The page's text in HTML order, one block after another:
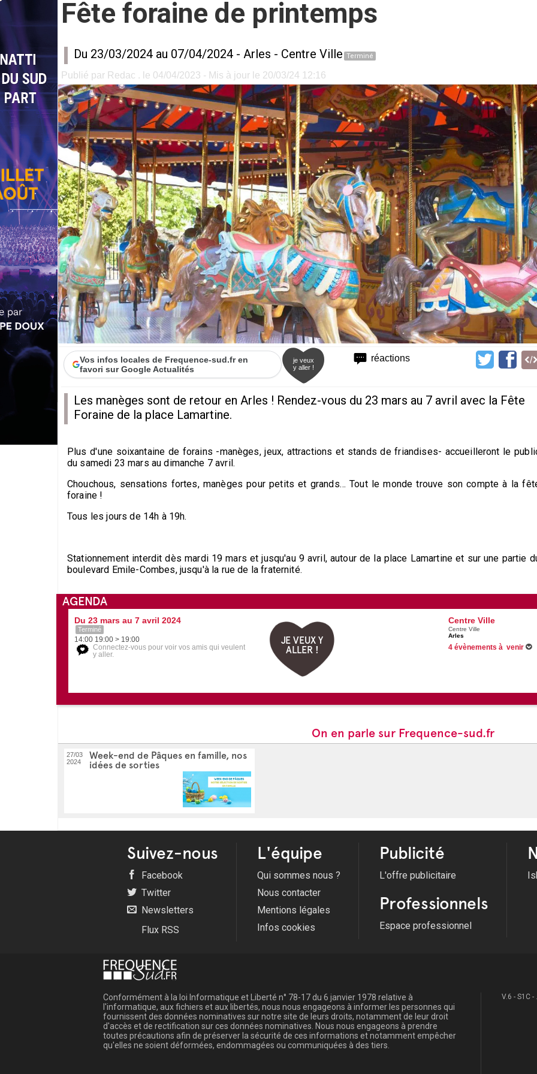
Fête foraine de printemps
Du 23/03/2024 au 07/04/2024 - Arles - Centre Ville Terminé
Publié par Redac . le 04/04/2023 - Mis à jour le 20/03/24 12:16
réactions
Vos infos locales de Frequence-sud.fr en
favori sur Google Actualités
je veux
y aller !
Les manèges sont de retour en Arles ! Rendez-vous du 23 mars au 7 avril avec la Fête
Foraine de la place Lamartine.
Plus d'une soixantaine de forains -manèges, jeux, attractions et stands de friandises- accueilleront le
du samedi 23 mars au dimanche 7 avril.
Chouchous, sensations fortes, manèges pour petits et grands… Tout le monde trouve son compte à la
foraine !
Tous les jours de 14h à 19h.
Stationnement interdit dès mardi 19 mars et jusqu'au 9 avril, autour de la place Lamartine et sur une partie
boulevard Emile-Combes, jusqu'à la rue de la fraternité.
AGENDA
Du 23 mars au 7 avril 2024
Terminé
14:00 19:00 > 19:00
Connectez-vous pour voir vos amis qui veulent
y aller.
JE VEUX Y
ALLER !
Centre Ville
Centre Ville
Arles
4 évènements à venir
On en parle sur Frequence-sud.fr
27/03
2024
Week-end de Pâques en famille, nos
idées de sorties
Suivez-nous
Facebook
Twitter
Newsletters
Flux RSS
L'équipe
Qui sommes nous ?
Nous contacter
Mentions légales
Infos cookies
Publicité
L'offre publicitaire
Professionnels
Espace professionnel
Conformément à la loi Informatique et Liberté n° 78-17 du 6 janvier 1978 relative à
l'informatique, aux fichiers et aux libertés, nous nous engageons à informer les personnes qui
fournissent des données nominatives sur notre site de leurs droits, notamment de leur droit
d'accès et de rectification sur ces données nominatives. Nous nous engageons à prendre
toutes précautions afin de préserver la sécurité de ces informations et notamment empêcher
qu'elles ne soient déformées, endommagées ou communiquées à des tiers.
V.6 - S1C